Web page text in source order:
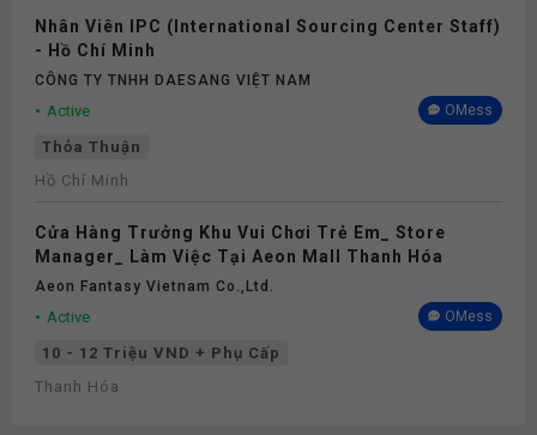
Nhân Viên IPC (International Sourcing Center Staff)
- Hồ Chí Minh
CÔNG TY TNHH DAESANG VIỆT NAM
Active OMess
Thỏa Thuận
Hồ Chí Minh
Cửa Hàng Trưởng Khu Vui Chơi Trẻ Em_ Store
Manager_ Làm Việc Tại Aeon Mall Thanh Hóa
Aeon Fantasy Vietnam Co.,ltd.
Active OMess
10 - 12 Triệu VND + Phụ Cấp
Thanh Hóa